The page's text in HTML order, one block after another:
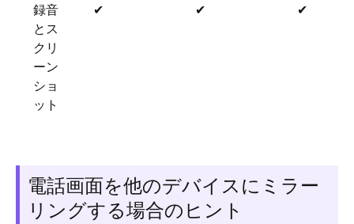
録音
とス
クリ
ーン
ショ
ット
✔ ✔ ✔
電話画面を他のデバイスにミラー
リングする場合のヒント